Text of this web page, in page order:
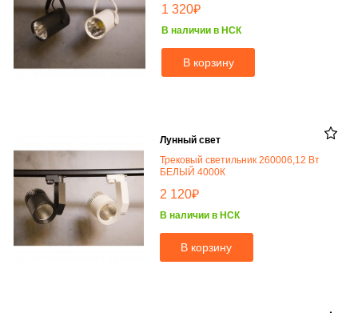
1 320₽
В наличии в НСК
В корзину
Лунный свет
Трековый светильник 260006,12 Вт
БЕЛЫЙ 4000К
2 120₽
В наличии в НСК
В корзину